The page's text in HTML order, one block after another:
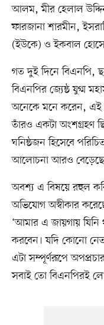
আলম, মীর হেলাল
ফারজানা শারমীন,
(ইউকে) ও ইকবাল
গত দুই দিনে বিএনপি,
বিএনপির জ্যেষ্ঠ যুগ্ম
অনেকে মনে করেন, এই
তাঁরও একটা অংশগ্রহণ
ঘনিষ্ঠজন হিসেবে
আলোচনা আরও
অবশ্য এ বিষয়ে রহুল
অভিযোগ অস্বীকার
‘আমার এ জায়গায় যিনি
করবেন। যদি কোনো
এটা সম্পূর্ণরূপে
সবাই তো বিএনপিরই